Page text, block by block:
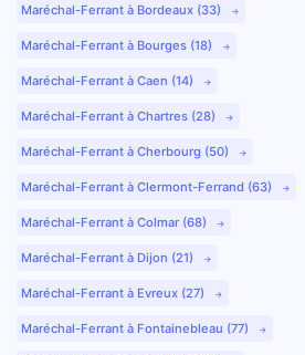
Maréchal-Ferrant à Bordeaux (33)
Maréchal-Ferrant à Bourges (18)
Maréchal-Ferrant à Caen (14)
Maréchal-Ferrant à Chartres (28)
Maréchal-Ferrant à Cherbourg (50)
Maréchal-Ferrant à Clermont-Ferrand (63)
Maréchal-Ferrant à Colmar (68)
Maréchal-Ferrant à Dijon (21)
Maréchal-Ferrant à Evreux (27)
Maréchal-Ferrant à Fontainebleau (77)